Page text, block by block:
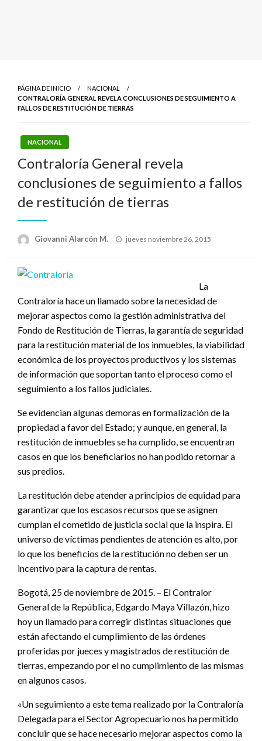
PÁGINA DE INICIO
NACIONAL
CONTRALORÍA GENERAL REVELA CONCLUSIONES DE SEGUIMIENTO A
FALLOS DE RESTITUCIÓN DE TIERRAS
NACIONAL
Contraloría General revela
conclusiones de seguimiento a fallos
de restitución de tierras
Giovanni Alarcón M.
Publicado
jueves noviembre 26, 2015
La
Contraloría hace un llamado sobre la necesidad de
mejorar aspectos como la gestión administrativa del
Fondo de Restitución de Tierras, la garantía de seguridad
para la restitución material de los inmuebles, la viabilidad
económica de los proyectos productivos y los sistemas
de información que soportan tanto el proceso como el
seguimiento a los fallos judiciales.
Se evidencian algunas demoras en formalización de la
propiedad a favor del Estado; y aunque, en general, la
restitución de inmuebles se ha cumplido, se encuentran
casos en que los beneficiarios no han podido retornar a
sus predios.
La restitución debe atender a principios de equidad para
garantizar que los escasos recursos que se asignen
cumplan el cometido de justicia social que la inspira. El
universo de víctimas pendientes de atención es alto, por
lo que los beneficios de la restitución no deben ser un
incentivo para la captura de rentas.
Bogotá, 25 de noviembre de 2015. – El Contralor
General de la República, Edgardo Maya Villazón, hizo
hoy un llamado para corregir distintas situaciones que
están afectando el cumplimiento de las órdenes
proferidas por jueces y magistrados de restitución de
tierras, empezando por el no cumplimiento de las mismas
en algunos casos.
«Un seguimiento a este tema realizado por la Contraloría
Delegada para el Sector Agropecuario nos ha permitido
concluir que se hace necesario mejorar aspectos como la